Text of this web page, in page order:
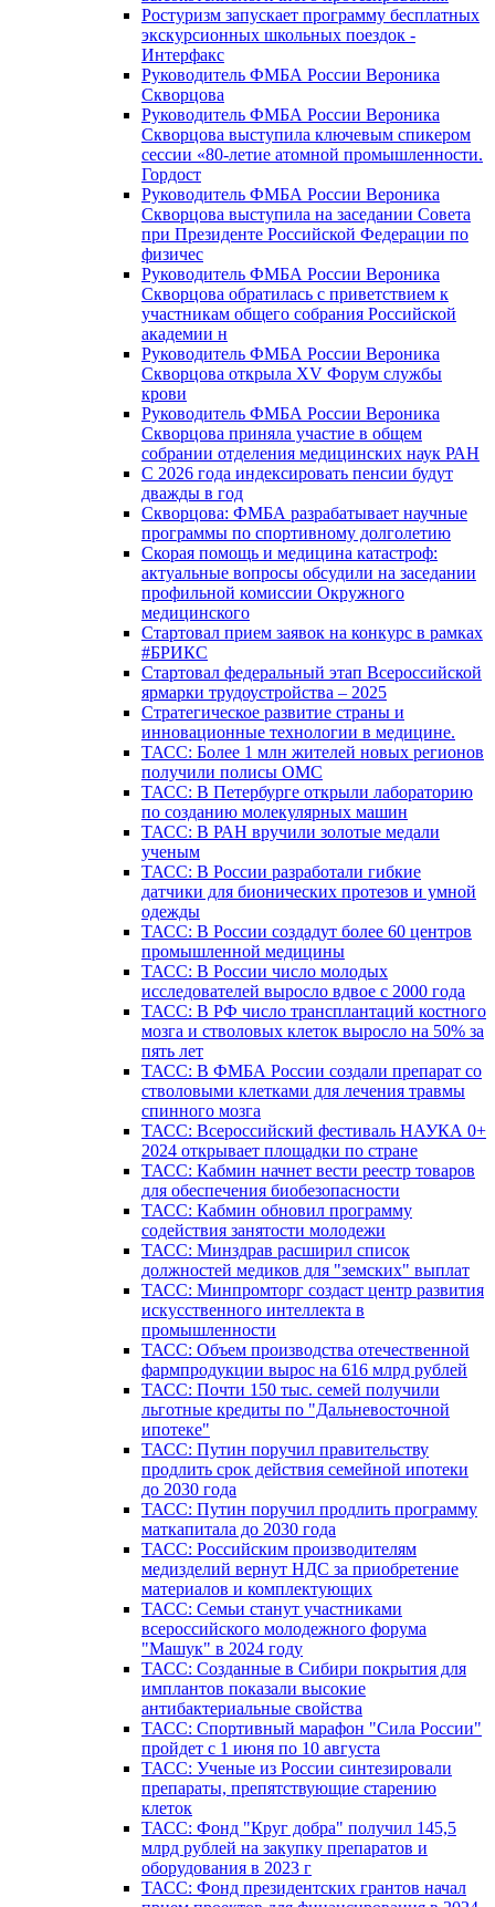
Ростуризм запускает программу бесплатных
экскурсионных школьных поездок -
Интерфакс
Руководитель ФМБА России Вероника
Скворцова
Руководитель ФМБА России Вероника
Скворцова выступила ключевым спикером
сессии «80-летие атомной промышленности.
Гордост
Руководитель ФМБА России Вероника
Скворцова выступила на заседании Совета
при Президенте Российской Федерации по
физичес
Руководитель ФМБА России Вероника
Скворцова обратилась с приветствием к
участникам общего собрания Российской
академии н
Руководитель ФМБА России Вероника
Скворцова открыла XV Форум службы
крови
Руководитель ФМБА России Вероника
Скворцова приняла участие в общем
собрании отделения медицинских наук РАН
С 2026 года индексировать пенсии будут
дважды в год
Скворцова: ФМБА разрабатывает научные
программы по спортивному долголетию
Скорая помощь и медицина катастроф:
актуальные вопросы обсудили на заседании
профильной комиссии Окружного
медицинского
Стартовал прием заявок на конкурс в рамках
#БРИКС
Стартовал федеральный этап Всероссийской
ярмарки трудоустройства – 2025
Стратегическое развитие страны и
инновационные технологии в медицине.
ТАСС: Более 1 млн жителей новых регионов
получили полисы ОМС
ТАСС: В Петербурге открыли лабораторию
по созданию молекулярных машин
ТАСС: В РАН вручили золотые медали
ученым
ТАСС: В России разработали гибкие
датчики для бионических протезов и умной
одежды
ТАСС: В России создадут более 60 центров
промышленной медицины
ТАСС: В России число молодых
исследователей выросло вдвое с 2000 года
ТАСС: В РФ число трансплантаций костного
мозга и стволовых клеток выросло на 50% за
пять лет
ТАСС: В ФМБА России создали препарат со
стволовыми клетками для лечения травмы
спинного мозга
ТАСС: Всероссийский фестиваль НАУКА 0+
2024 открывает площадки по стране
ТАСС: Кабмин начнет вести реестр товаров
для обеспечения биобезопасности
ТАСС: Кабмин обновил программу
содействия занятости молодежи
ТАСС: Минздрав расширил список
должностей медиков для "земских" выплат
ТАСС: Минпромторг создаст центр развития
искусственного интеллекта в
промышленности
ТАСС: Объем производства отечественной
фармпродукции вырос на 616 млрд рублей
ТАСС: Почти 150 тыс. семей получили
льготные кредиты по "Дальневосточной
ипотеке"
ТАСС: Путин поручил правительству
продлить срок действия семейной ипотеки
до 2030 года
ТАСС: Путин поручил продлить программу
маткапитала до 2030 года
ТАСС: Российским производителям
медизделий вернут НДС за приобретение
материалов и комплектующих
ТАСС: Семьи станут участниками
всероссийского молодежного форума
"Машук" в 2024 году
ТАСС: Созданные в Сибири покрытия для
имплантов показали высокие
антибактериальные свойства
ТАСС: Спортивный марафон "Сила России"
пройдет с 1 июня по 10 августа
ТАСС: Ученые из России синтезировали
препараты, препятствующие старению
клеток
ТАСС: Фонд "Круг добра" получил 145,5
млрд рублей на закупку препаратов и
оборудования в 2023 г
ТАСС: Фонд президентских грантов начал